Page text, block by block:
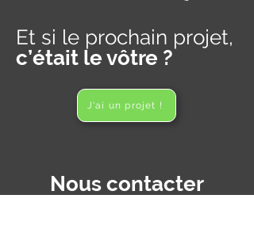
Et si le prochain projet,
c’était le vôtre ?
J'ai un projet !
Nous contacter